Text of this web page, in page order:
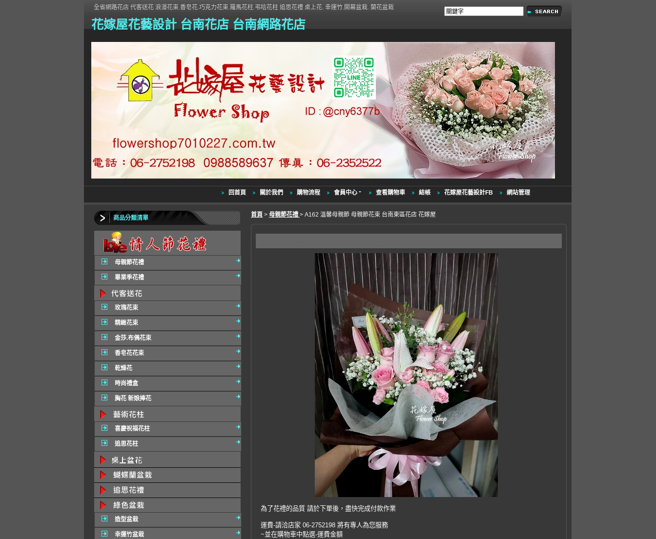
花嫁屋花藝設計 台南花店 台南網路花店
全省網路花店 代客送花 浪漫花束.香皂花.巧克力花束.羅馬花柱.弔唁花柱 追思花禮 桌上花. 幸運竹.開幕盆栽. 蘭花盆栽
回首頁 關於我們 購物流程 會員中心 查看購物車 結帳 花嫁屋花藝設計FB 網站管理
商品分類清單
母親節花禮
畢業季花禮
玫瑰花束
精緻花束
金莎.布偶花束
香皂花花束
乾燥花
時尚禮盒
胸花 新娘捧花
喜慶祝福花柱
追思花柱
造型盆栽
幸運竹盆栽
首頁 > 母親節花禮 > A162 溫馨母親節 母親節花束 台南東區花店 花嫁屋
為了花禮的品質 請於下單後，盡快完成付款作業
運費-請洽店家 06-2752198 將有專人為您服務
~並在購物車中點選-運費金額